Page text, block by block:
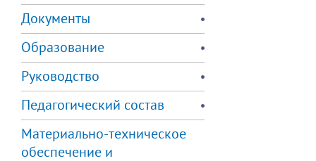
Документы
Образование
Руководство
Педагогический состав
Материально-техническое
обеспечение и